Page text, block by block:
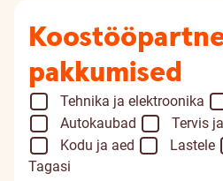
pakkumised
Tehnika ja elektroonika
Autokaubad
Tervis
Kodu ja aed
Lastele
Tagasi